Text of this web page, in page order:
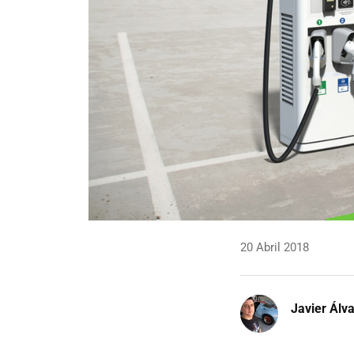
20 Abril 2018
Javier